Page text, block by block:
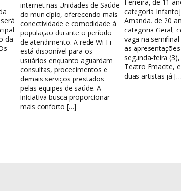
da
internet nas Unidades de Saúde
do município, oferecendo mais
conectividade e comodidade à
população durante o período
de atendimento. A rede Wi-Fi
está disponível para os
usuários enquanto aguardam
consultas, procedimentos e
demais serviços prestados
pelas equipes de saúde. A
iniciativa busca proporcionar
mais conforto […]
Ferreira, de 11
categoria
Amanda, de 20
categoria Geral,
vaga na
as
segunda-feira
Teatro Emacite,
duas artistas já